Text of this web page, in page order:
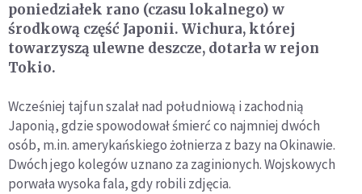
poniedziałek rano (czasu lokalnego) w
środkową część Japonii. Wichura, której
towarzyszą ulewne deszcze, dotarła w rejon
Tokio.
Wcześniej tajfun szalał nad południową i zachodnią
Japonią, gdzie spowodował śmierć co najmniej dwóch
osób, m.in. amerykańskiego żołnierza z bazy na Okinawie.
Dwóch jego kolegów uznano za zaginionych. Wojskowych
porwała wysoka fala, gdy robili zdjęcia.